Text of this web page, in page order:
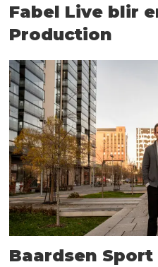
Fabel Live blir
Production
Baardsen